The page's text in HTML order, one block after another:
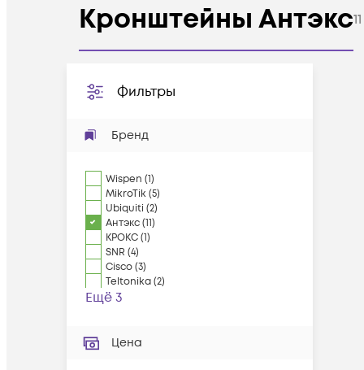
Кронштейны Антэкс11
Фильтры
Бренд
Wispen (1)
MikroTik(5)
Ubiquiti (2)
Антэкс(11)
КРОКС(1)
SNR (4)
Cisco(3)
Teltonika(2)
Ещё 3
Цена